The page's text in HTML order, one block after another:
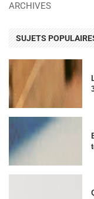
ARCHIVES
SUJETS